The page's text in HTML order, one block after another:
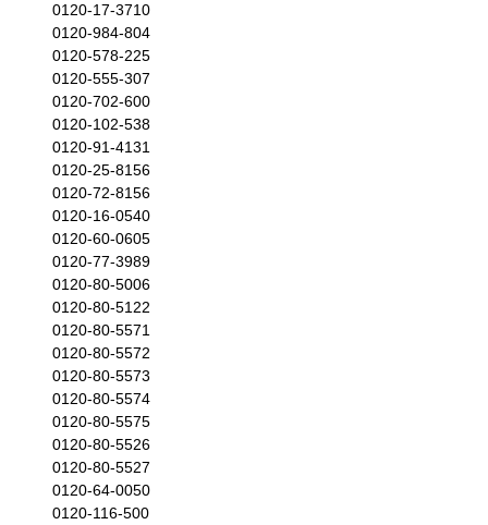
0120-17-3710
0120-984-804
0120-578-225
0120-555-307
0120-702-600
0120-102-538
0120-91-4131
0120-25-8156
0120-72-8156
0120-16-0540
0120-60-0605
0120-77-3989
0120-80-5006
0120-80-5122
0120-80-5571
0120-80-5572
0120-80-5573
0120-80-5574
0120-80-5575
0120-80-5526
0120-80-5527
0120-64-0050
0120-116-500